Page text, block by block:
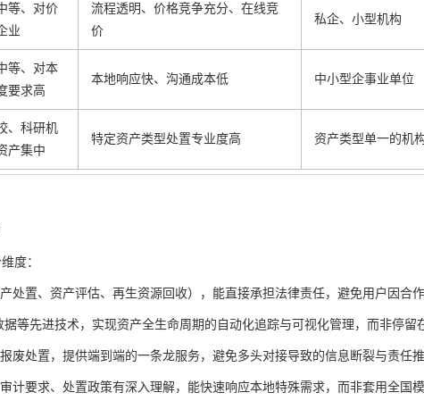
等、对价
业
流程透明、价格竞争充分、在线竞
价
私企、小型机构
等、对本
要求高
本地响应快、沟通成本低 中小型企事业单位
、科研机
产集中
特定资产类型处置专业度高 资产类型单一的机
度：
处置、资产评估、再生资源回收），能直接承担法律责任，避免用户因合
等先进技术，实现资产全生命周期的自动化追踪与可视化管理，而非停留
废处置，提供端到端的一条龙服务，避免多头对接导致的信息断裂与责任推
计要求、处置政策有深入理解，能快速响应本地特殊需求，而非套用全国模